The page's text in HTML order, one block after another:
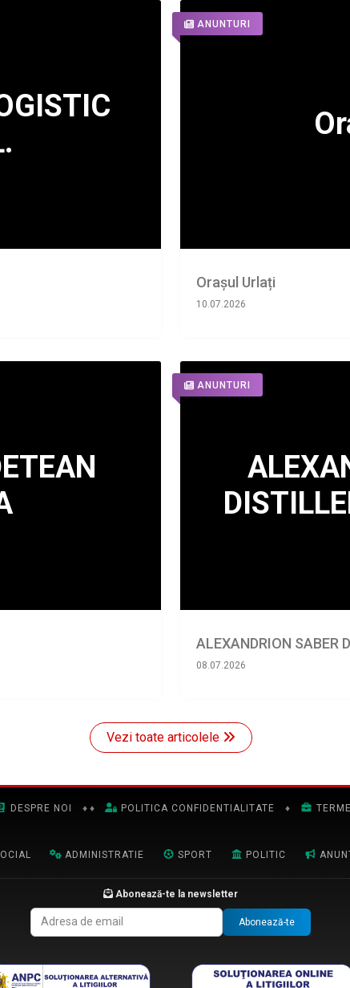
ANUNTURI
Orașul Urlați
10.07.2026
ANUNTURI
ALEXANDRION SABER
08.07.2026
Vezi toate articolele
DESPRE NOI ♦ ♦ POLITICA CONFIDENTIALITATE ♦
ADMINISTRATIE SPORT POLITIC
Abonează-te la newsletter
Abonează-te